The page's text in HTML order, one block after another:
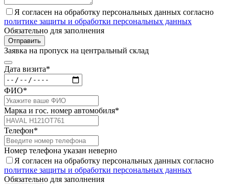
Я согласен на обработку персональных данных согласно
политике защиты и обработки персональных данных
Обязательно для заполнения
Отправить
Заявка на пропуск на центральный склад
Дата визита*
ФИО*
Марка и гос. номер автомобиля*
Телефон*
Номер телефона указан неверно
Я согласен на обработку персональных данных согласно
политике защиты и обработки персональных данных
Обязательно для заполнения